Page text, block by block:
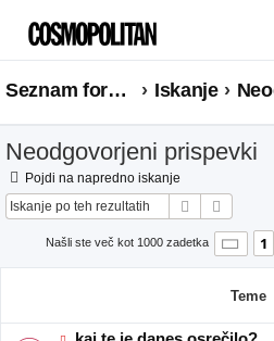
Seznam forumov Iskanje
Neodgovorjeni prispevki
Pojdi na napredno iskanje
Iskanje
Našli ste več kot 1000 zadetka Stran
1
Teme
N